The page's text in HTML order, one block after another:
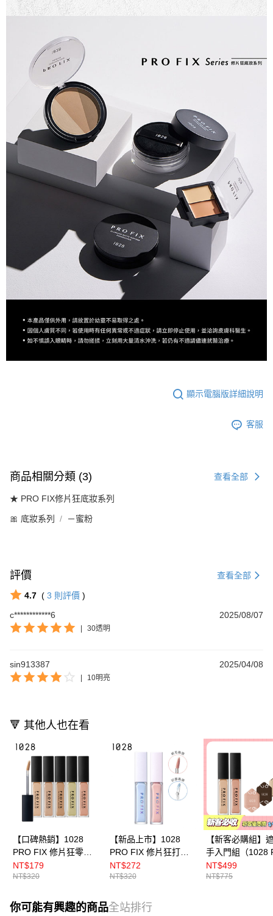
顯示電腦版詳細說明
客服
商品相關分類 (3) 查看全部
★ PRO FIX修片狂底妝系列
🎀 底妝系列 －蜜粉
評價 查看全部
4.7 ( 3 則評價 )
c************6
2025/08/07
| 30透明
sin913387 2025/04/08
| 10明亮
🔻 其他人也在看
【口碑熱銷】1028
PRO FIX 修片狂零卡
紋超時遮瑕膏 (五色任
選)
NT$179
NT$320
【新品上市】1028
PRO FIX 修片狂打光
提亮液（二色任選）
NT$272
NT$320
【新客必購組】
手入門組（1028
FIX 修片狂零卡
遮瑕膏 x 2+贈
NT$499
NT$775
你可能有興趣的商品全站排行